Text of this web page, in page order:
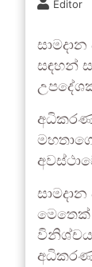
Editor
සඳහන්
මෙතෙක්
අධිකරණ